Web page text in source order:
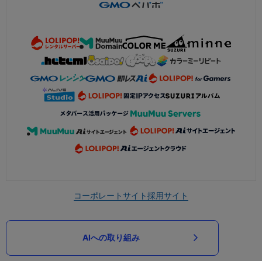
コーポレートサイト採用サイト
AIへの取り組み